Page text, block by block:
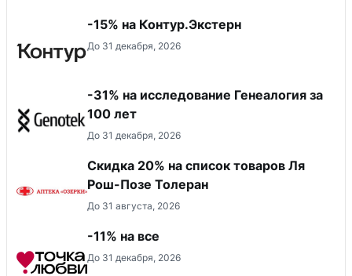
-15% на Контур.Экстерн
До 31 декабря, 2026
-31% на исследование Генеалогия за
100 лет
До 31 декабря, 2026
Скидка 20% на список товаров Ля
Рош-Позе Толеран
До 31 августа, 2026
-11% на все
До 31 декабря, 2026